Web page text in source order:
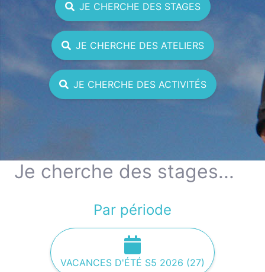
JE CHERCHE DES STAGES
JE CHERCHE DES ATELIERS
JE CHERCHE DES ACTIVITÉS
Je cherche des stages...
Par période
VACANCES D'ÉTÉ S5 2026 (27)